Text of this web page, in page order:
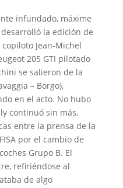
infundado, máxime
la edición de
Jean-Michel
205 GTI pilotado
se salieron de la
– Borgo),
en el acto. No hubo
continuó sin más,
entre la prensa de la
por el cambio de
Grupo B. El
refiriéndose al
de algo